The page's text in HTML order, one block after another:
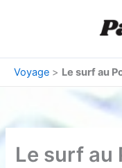
Voyage > Le surf au
Le surf au